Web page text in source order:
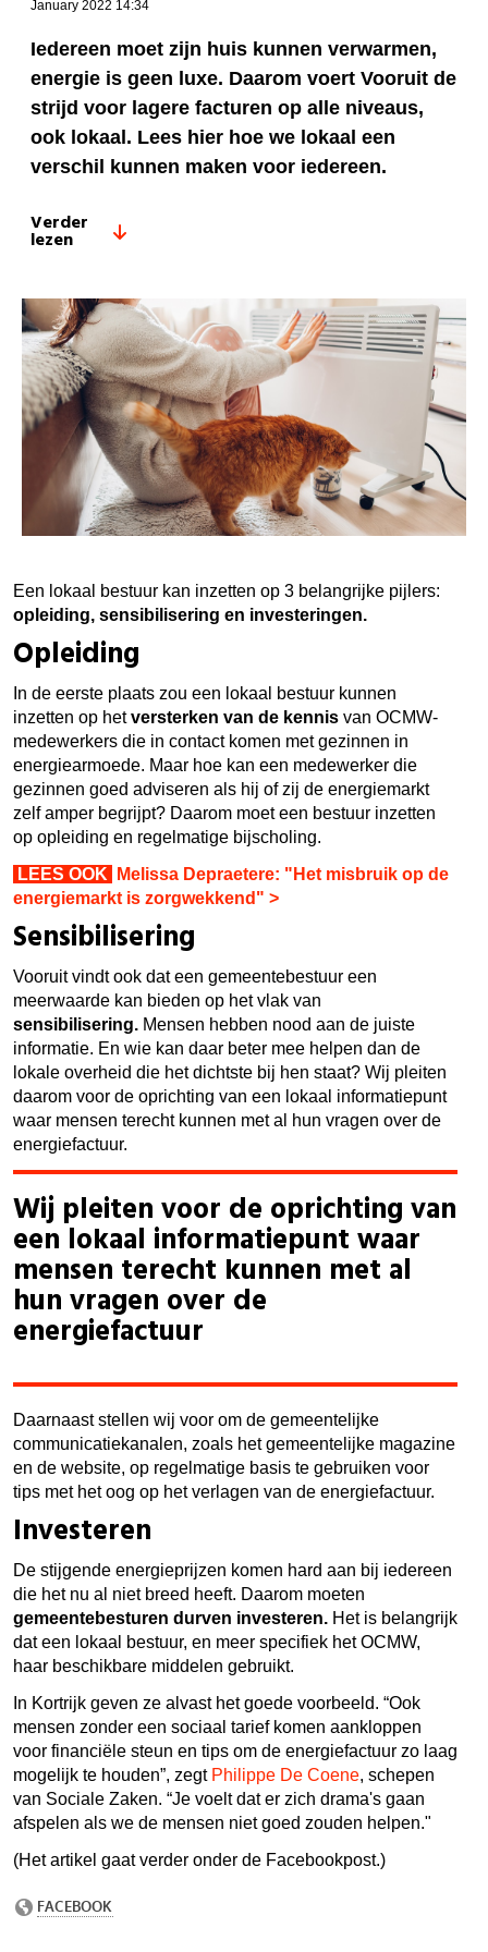
January 2022 14:34
Iedereen moet zijn huis kunnen verwarmen,
energie is geen luxe. Daarom voert Vooruit de
strijd voor lagere facturen op alle niveaus,
ook lokaal. Lees hier hoe we lokaal een
verschil kunnen maken voor iedereen.
Verder
lezen
Een lokaal bestuur kan inzetten op 3 belangrijke pijlers:
opleiding, sensibilisering en investeringen.
Opleiding
In de eerste plaats zou een lokaal bestuur kunnen
inzetten op hetversterken van de kennis van OCMW-
medewerkers die in contact komen met gezinnen in
energiearmoede. Maar hoe kan een medewerker die
gezinnen goed adviseren als hij of zij de energiemarkt
zelf amper begrijpt? Daarom moet een bestuur inzetten
op opleiding en regelmatige bijscholing.
LEES OOK
Melissa Depraetere: "Het misbruik op de
energiemarkt is zorgwekkend" >
Sensibilisering
Vooruit vindt ook dat een gemeentebestuur een
meerwaarde kan bieden op het vlak van
sensibilisering. Mensen hebben nood aan de juiste
informatie. En wie kan daar beter mee helpen dan de
lokale overheid die het dichtste bij hen staat? Wij pleiten
daarom voor de oprichting van een lokaal informatiepunt
waar mensen terecht kunnen met al hun vragen over de
energiefactuur.
Wij pleiten voor de oprichting van
een lokaal informatiepunt waar
mensen terecht kunnen met al
hun vragen over de
energiefactuur
Daarnaast stellen wij voor om de gemeentelijke
communicatiekanalen, zoals het gemeentelijke magazine
en de website, op regelmatige basis te gebruiken voor
tips met het oog op het verlagen van de energiefactuur.
Investeren
De stijgende energieprijzen komen hard aan bij iedereen
die het nu al niet breed heeft. Daarom moeten
gemeentebesturen durven investeren. Het is belangrijk
dat een lokaal bestuur, en meer specifiek het OCMW,
haar beschikbare middelen gebruikt.
In Kortrijk geven ze alvast het goede voorbeeld. “Ook
mensen zonder een sociaal tarief komen aankloppen
voor financiële steun en tips om de energiefactuur zo laag
mogelijk te houden”, zegt Philippe De Coene, schepen
van Sociale Zaken. “Je voelt dat er zich drama's gaan
afspelen als we de mensen niet goed zouden helpen."
(Het artikel gaat verder onder de Facebookpost.)